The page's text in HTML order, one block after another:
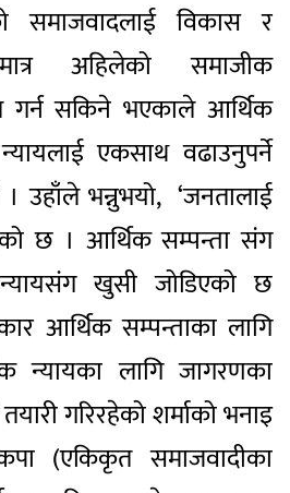
समाजवादलाई विकास र
अहिलेको समाजीक
गर्न सकिने भएकाले आर्थिक
एकसाथ वढाउनुपर्ने
उहाँले भन्नुभयो, ‘जनतालाई
छ । आर्थिक सम्पन्ता संग
खुसी जोडिएको छ
आर्थिक सम्पन्ताका लागि
न्यायका लागि जागरणका
गरिरहेको शर्माको भनाइ
(एकिकृत समाजवादीका